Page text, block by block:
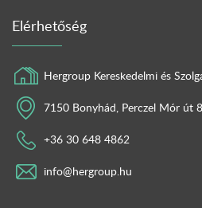
Elérhetőség
Hergroup Kereskedelmi és
7150 Bonyhád, Perczel Mór út
+36 30 648 4862
info@hergroup.hu